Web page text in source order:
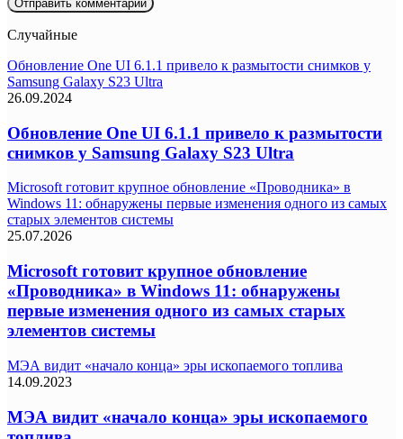
Случайные
Обновление One UI 6.1.1 привело к размытости снимков у
Samsung Galaxy S23 Ultra
26.09.2024
Обновление One UI 6.1.1 привело к размытости
снимков у Samsung Galaxy S23 Ultra
Microsoft готовит крупное обновление «Проводника» в
Windows 11: обнаружены первые изменения одного из самых
старых элементов системы
25.07.2026
Microsoft готовит крупное обновление
«Проводника» в Windows 11: обнаружены
первые изменения одного из самых старых
элементов системы
МЭА видит «начало конца» эры ископаемого топлива
14.09.2023
МЭА видит «начало конца» эры ископаемого